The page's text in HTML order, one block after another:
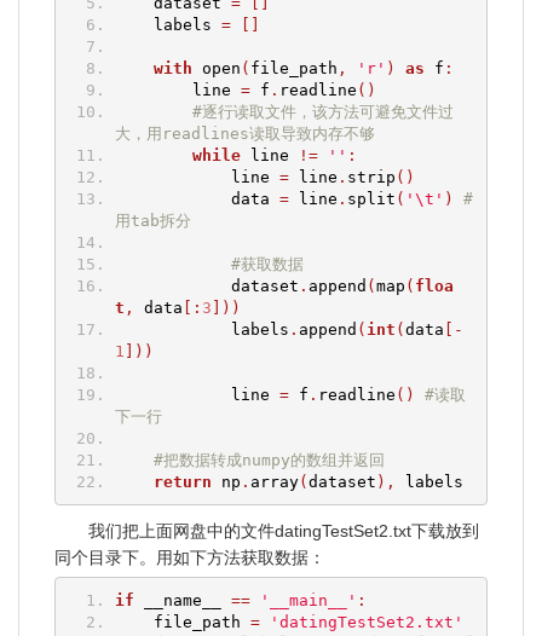
labels = []
with open ( file_path , 'r' ) as f :
line = f . readline ()
#逐行读取文件，该方法可避免文件过
大，用readlines读取导致内存不够
while line != '' :
line = line . strip ()
data = line . split ( '\t' )
#
用tab拆分
#获取数据
dataset . append (map ( floa
t , data [: 3 ]))
labels . append ( int (data [-
1 ]))
line = f . readline ()
#读取
下一行
#把数据转成numpy的数组并返回
return np . array(dataset ), labels
我们把上面网盘中的文件datingTestSet2.txt下载放到
同个目录下。用如下方法获取数据：
if __name__ == '__main__' :
file_path =
'datingTestSet2.txt'